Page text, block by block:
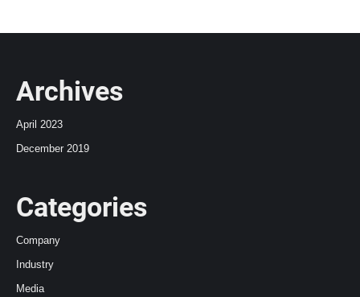
Archives
April 2023
December 2019
Categories
Company
Industry
Media